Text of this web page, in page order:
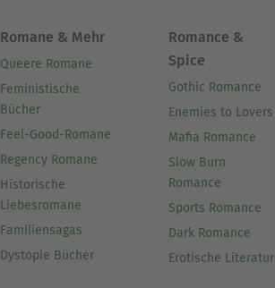
Romane & Mehr
Queere Romane
Feministische
Bücher
Feel-Good-Romane
Regency Romane
Historische
Liebesromane
Familiensagas
Dystopie Bücher
Romance &
Spice
Gothic Romance
Enemies to Lovers
Mafia Romance
Slow Burn
Romance
Sports Romance
Dark Romance
Erotische Literatur